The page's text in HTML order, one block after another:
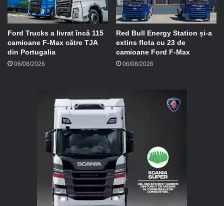
Ford Trucks a livrat încă 115
camioane F-Max către TJA
din Portugalia
06/08/2026
Red Bull Energy Station și-a
extins flota cu 23 de
camioane Ford F-Max
06/08/2026